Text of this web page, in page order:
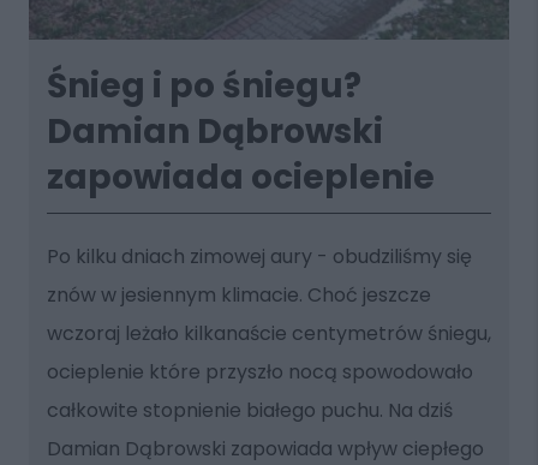
Śnieg i po śniegu?
Damian Dąbrowski
zapowiada ocieplenie
Po kilku dniach zimowej aury - obudziliśmy się
znów w jesiennym klimacie. Choć jeszcze
wczoraj leżało kilkanaście centymetrów śniegu,
ocieplenie które przyszło nocą spowodowało
całkowite stopnienie białego puchu. Na dziś
Damian Dąbrowski zapowiada wpływ ciepłego